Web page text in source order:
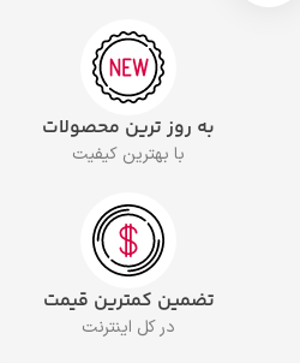
به روز ترین محصولات
با بهترین کیفیت
تضمین کمترین قیمت
در کل اینترنت